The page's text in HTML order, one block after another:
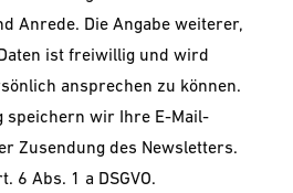
Anrede. Die Angabe weiterer,
ist freiwillig und wird
ansprechen zu können.
speichern wir Ihre E-Mail-
Zusendung des Newsletters.
6 Abs. 1 a DSGVO.